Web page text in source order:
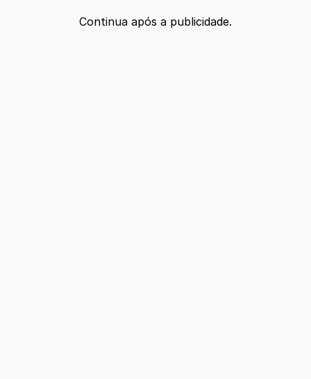
Continua após a publicidade.